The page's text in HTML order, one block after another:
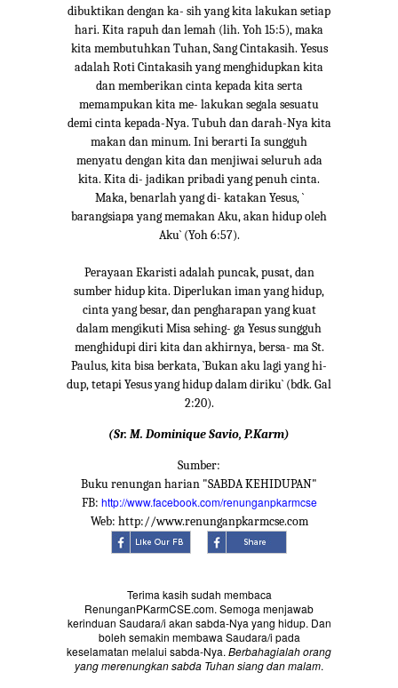
dibuktikan dengan ka- sih yang kita lakukan setiap
hari. Kita rapuh dan lemah (lih. Yoh 15:5), maka
kita membutuhkan Tuhan, Sang Cintakasih. Yesus
adalah Roti Cintakasih yang menghidupkan kita
dan memberikan cinta kepada kita serta
memampukan kita me- lakukan segala sesuatu
demi cinta kepada-Nya. Tubuh dan darah-Nya kita
makan dan minum. Ini berarti Ia sungguh
menyatu dengan kita dan menjiwai seluruh ada
kita. Kita di- jadikan pribadi yang penuh cinta.
Maka, benarlah yang di- katakan Yesus, `
barangsiapa yang memakan Aku, akan hidup oleh
Aku` (Yoh 6:57).
Perayaan Ekaristi adalah puncak, pusat, dan
sumber hidup kita. Diperlukan iman yang hidup,
cinta yang besar, dan pengharapan yang kuat
dalam mengikuti Misa sehing- ga Yesus sungguh
menghidupi diri kita dan akhirnya, bersa- ma St.
Paulus, kita bisa berkata, `Bukan aku lagi yang hi-
dup, tetapi Yesus yang hidup dalam diriku` (bdk. Gal
2:20).
(Sr. M. Dominique Savio, P.Karm)
Sumber:
Buku renungan harian "SABDA KEHIDUPAN"
FB: http://www.facebook.com/renunganpkarmcse
Web: http://www.renunganpkarmcse.com
Terima kasih sudah membaca
RenunganPKarmCSE.com. Semoga menjawab
kerinduan Saudara/i akan sabda-Nya yang hidup. Dan
boleh semakin membawa Saudara/i pada
keselamatan melalui sabda-Nya. Berbahagialah orang
yang merenungkan sabda Tuhan siang dan malam.